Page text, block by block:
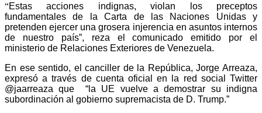
“Estas acciones indignas, violan los preceptos
fundamentales de la Carta de las Naciones Unidas y
pretenden ejercer una grosera injerencia en asuntos internos
de nuestro país”, reza el comunicado emitido por el
ministerio de Relaciones Exteriores de Venezuela.
En ese sentido, el canciller de la República, Jorge Arreaza,
expresó a través de cuenta oficial en la red social Twitter
@jaarreaza que “la UE vuelve a demostrar su indigna
subordinación al gobierno supremacista de D. Trump.”